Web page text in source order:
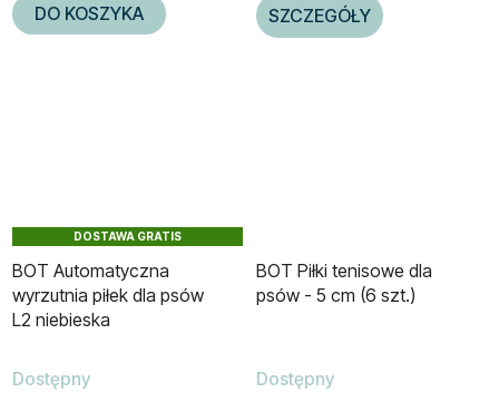
DO KOSZYKA SZCZEGÓŁY
DOSTAWA GRATIS
BOT Automatyczna
wyrzutnia piłek dla psów
L2 niebieska
Dostępny
BOT Piłki tenisowe dla
psów - 5 cm (6 szt.)
Dostępny